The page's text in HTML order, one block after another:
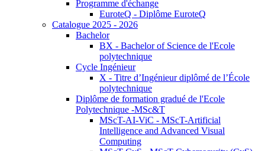
Programme d'échange
EuroteQ - Diplôme EuroteQ
Catalogue 2025 - 2026
Bachelor
BX - Bachelor of Science de l'Ecole
polytechnique
Cycle Ingénieur
X - Titre d’Ingénieur diplômé de l’École
polytechnique
Diplôme de formation gradué de l'Ecole
Polytechnique -MSc&T
MScT-AI-ViC - MScT-Artificial
Intelligence and Advanced Visual
Computing